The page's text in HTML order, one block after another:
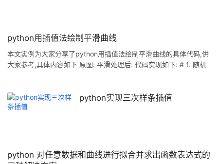
python用插值法绘制平滑曲线
本文实例为大家分享了python用插值法绘制平滑曲线的具体代码,供
大家参考,具体内容如下 原图: 平滑处理后: 代码实现如下: # 1. 随机
as mpl import matplotlib.pyplot as plt %matplotlib inline #
jupyter notebook显示绘
python实现三次样条插值
python 对任意数据和曲线进行拟合并求出函数表达式的